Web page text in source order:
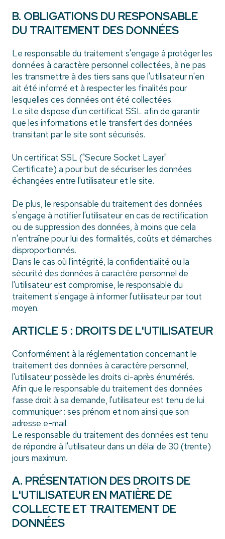
B. OBLIGATIONS DU RESPONSABLE
DU TRAITEMENT DES DONNÉES
Le responsable du traitement s'engage à protéger les
données à caractère personnel collectées, à ne pas
les transmettre à des tiers sans que l'utilisateur n'en
ait été informé et à respecter les finalités pour
lesquelles ces données ont été collectées.
Le site dispose d'un certificat SSL afin de garantir
que les informations et le transfert des données
transitant par le site sont sécurisés.
Un certificat SSL ("Secure Socket Layer"
Certificate) a pour but de sécuriser les données
échangées entre l'utilisateur et le site.
De plus, le responsable du traitement des données
s'engage à notifier l'utilisateur en cas de rectification
ou de suppression des données, à moins que cela
n'entraîne pour lui des formalités, coûts et démarches
disproportionnés.
Dans le cas où l'intégrité, la confidentialité ou la
sécurité des données à caractère personnel de
l'utilisateur est compromise, le responsable du
traitement s'engage à informer l'utilisateur par tout
moyen.
ARTICLE 5 : DROITS DE L'UTILISATEUR
Conformément à la réglementation concernant le
traitement des données à caractère personnel,
l'utilisateur possède les droits ci-après énumérés.
Afin que le responsable du traitement des données
fasse droit à sa demande, l'utilisateur est tenu de lui
communiquer : ses prénom et nom ainsi que son
adresse e-mail.
Le responsable du traitement des données est tenu
de répondre à l'utilisateur dans un délai de 30 (trente)
jours maximum.
A. PRÉSENTATION DES DROITS DE
L'UTILISATEUR EN MATIÈRE DE
COLLECTE ET TRAITEMENT DE
DONNÉES